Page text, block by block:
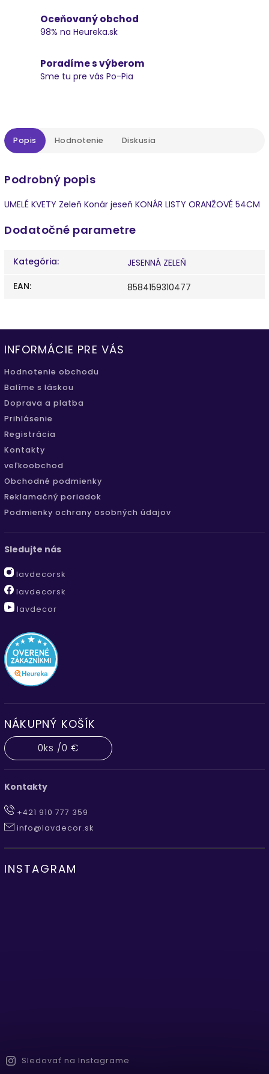
Oceňovaný obchod
98% na Heureka.sk
Poradíme s výberom
Sme tu pre vás Po-Pia
Popis Hodnotenie Diskusia
Podrobný popis
UMELÉ KVETY Zeleň Konár jeseň KONÁR LISTY ORANŽOVÉ 54CM
Dodatočné parametre
Kategória:
JESENNÁ ZELEŇ
EAN: 8584159310477
INFORMÁCIE PRE VÁS
Hodnotenie obchodu
Balíme s láskou
Doprava a platba
Prihlásenie
Registrácia
Kontakty
veľkoobchod
Obchodné podmienky
Reklamačný poriadok
Podmienky ochrany osobných údajov
Sledujte nás
lavdecorsk
lavdecorsk
lavdecor
NÁKUPNÝ KOŠÍK
0ks /0 €
Kontakty
+421 910 777 359
info@lavdecor.sk
INSTAGRAM
Sledovať na Instagrame